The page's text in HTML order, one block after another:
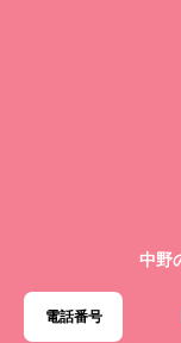
中野
電話番号